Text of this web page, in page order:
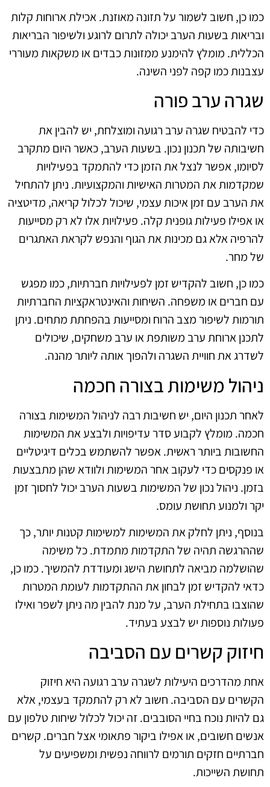
כמו כן, חשוב לשמור על תזונה מאוזנת. אכילת ארוחות קלות
ובריאות בשעות הערב יכולה לתרום לרוגע ולשיפור הבריאות
הכללית. מומלץ להימנע ממזונות כבדים או משקאות מעוררי
עצבנות כמו קפה לפני השינה.
שגרה ערב פורה
כדי להבטיח שגרה ערב רגועה ומוצלחת, יש להבין את
חשיבותה של תכנון נכון. בשעות הערב, כאשר היום מתקרב
לסיומו, אפשר לנצל את הזמן כדי להתמקד בפעילויות
שמקדמות את המטרות האישיות והמקצועיות. ניתן להתחיל
את הערב עם זמן איכות עצמי, שיכול לכלול קריאה, מדיטציה
או אפילו פעילות גופנית קלה. פעילויות אלו לא רק מסייעות
להרפיה אלא גם מכינות את הגוף והנפש לקראת האתגרים
של מחר.
כמו כן, חשוב להקדיש זמן לפעילויות חברתיות, כמו מפגש
עם חברים או משפחה. השיחות והאינטראקציות החברתיות
תורמות לשיפור מצב הרוח ומסייעות בהפחתת מתחים. ניתן
לתכנן ארוחת ערב משותפת או ערב משחקים, שיכולים
לשדרג את חוויית השגרה ולהפוך אותה ליותר מהנה.
ניהול משימות בצורה חכמה
לאחר תכנון היום, יש חשיבות רבה לניהול המשימות בצורה
חכמה. מומלץ לקבוע סדר עדיפויות ולבצע את המשימות
החשובות ביותר ראשית. אפשר להשתמש בכלים דיגיטליים
או פנקסים כדי לעקוב אחר המשימות ולוודא שהן מתבצעות
בזמן. ניהול נכון של המשימות בשעות הערב יכול לחסוך זמן
יקר ולמנוע תחושת עומס.
בנוסף, ניתן לחלק את המשימות למשימות קטנות יותר, כך
שההרגשה תהיה של התקדמות מתמדת. כל משימה
שהושלמה מביאה לתחושת הישג ומעודדת להמשיך. כמו כן,
כדאי להקדיש זמן לבחון את ההתקדמות לעומת המטרות
שהוצבו בתחילת הערב, על מנת להבין מה ניתן לשפר ואילו
פעולות נוספות יש לבצע בעתיד.
חיזוק קשרים עם הסביבה
אחת מהדרכים היעילות לשגרה ערב רגועה היא חיזוק
הקשרים עם הסביבה. חשוב לא רק להתמקד בעצמי, אלא
גם להיות נוכח בחיי הסובבים. זה יכול לכלול שיחות טלפון עם
אנשים חשובים, או אפילו ביקור פתאומי אצל חברים. קשרים
חברתיים חזקים תורמים לרווחה נפשית ומשפיעים על
תחושת השייכות.